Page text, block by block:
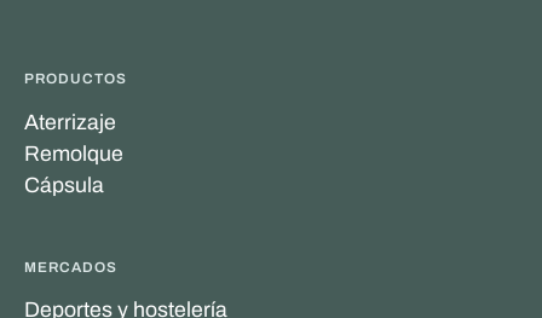
PRODUCTOS
Aterrizaje
Remolque
Cápsula
MERCADOS
Deportes y hostelería